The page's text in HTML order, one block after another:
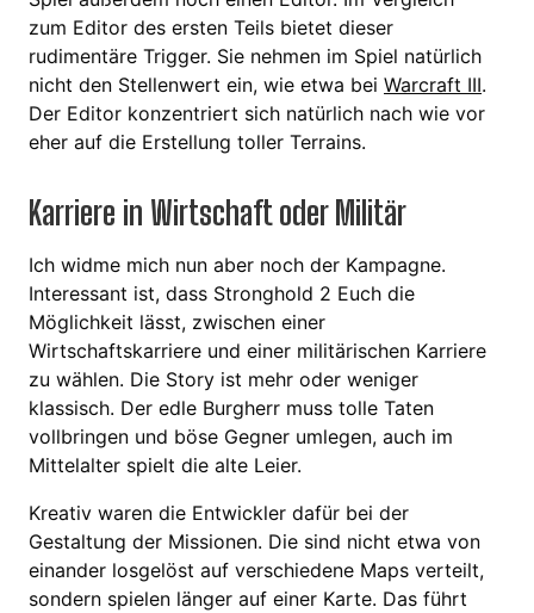
zum Editor des ersten Teils bietet dieser
rudimentäre Trigger. Sie nehmen im Spiel natürlich
nicht den Stellenwert ein, wie etwa bei Warcraft III.
Der Editor konzentriert sich natürlich nach wie vor
eher auf die Erstellung toller Terrains.
Karriere in Wirtschaft oder Militär
Ich widme mich nun aber noch der Kampagne.
Interessant ist, dass Stronghold 2 Euch die
Möglichkeit lässt, zwischen einer
Wirtschaftskarriere und einer militärischen Karriere
zu wählen. Die Story ist mehr oder weniger
klassisch. Der edle Burgherr muss tolle Taten
vollbringen und böse Gegner umlegen, auch im
Mittelalter spielt die alte Leier.
Kreativ waren die Entwickler dafür bei der
Gestaltung der Missionen. Die sind nicht etwa von
einander losgelöst auf verschiedene Maps verteilt,
sondern spielen länger auf einer Karte. Das führt